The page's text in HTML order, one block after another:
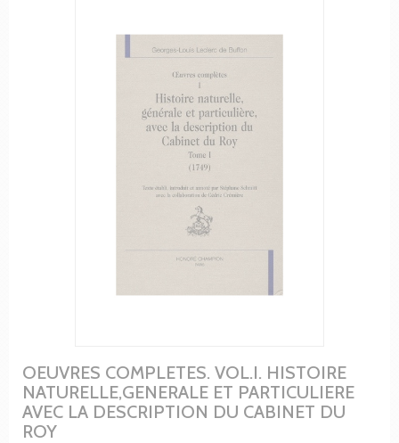
OEUVRES COMPLETES. VOL.I. HISTOIRE
NATURELLE,GENERALE ET PARTICULIERE
AVEC LA DESCRIPTION DU CABINET DU
ROY